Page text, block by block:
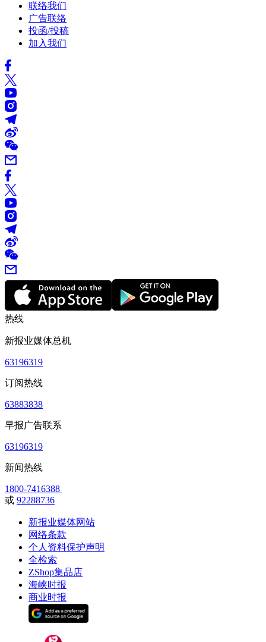
联络我们
广告联络
投函/投稿
加入我们
热线
新报业媒体总机
63196319
订阅热线
63883838
早报广告联系
63196319
新闻热线
1800-7416388
或 92288736
新报业媒体网站
网络条款
个人资料保护声明
全检索
ZShop集品店
海峡时报
商业时报